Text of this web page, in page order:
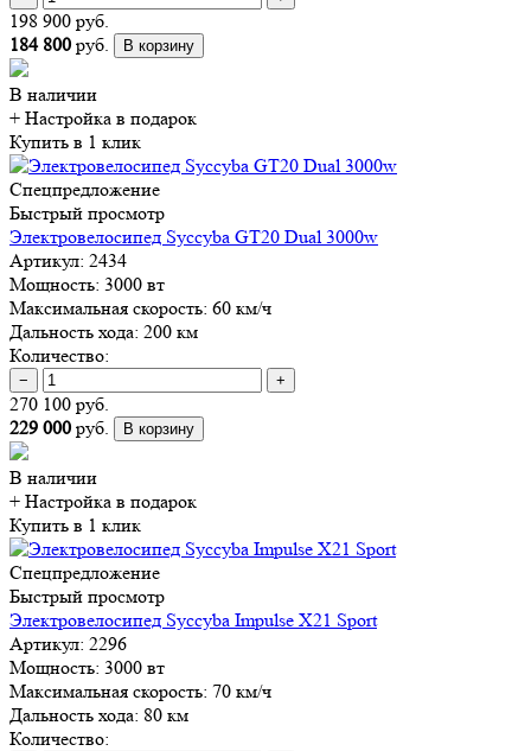
198 900 руб.
184 800 руб. В корзину
В наличии
+ Настройка в подарок
Купить в 1 клик
Спецпредложение
Быстрый просмотр
Электровелосипед Syccyba GT20 Dual 3000w
Артикул: 2434
Мощность: 3000 вт
Максимальная скорость: 60 км/ч
Дальность хода: 200 км
Количество:
− +
270 100 руб.
229 000 руб. В корзину
В наличии
+ Настройка в подарок
Купить в 1 клик
Спецпредложение
Быстрый просмотр
Электровелосипед Syccyba Impulse X21 Sport
Артикул: 2296
Мощность: 3000 вт
Максимальная скорость: 70 км/ч
Дальность хода: 80 км
Количество: